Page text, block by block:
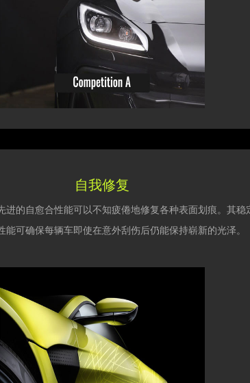
自我修复
进的自愈合性能可以不知疲倦地修复各种表面划痕。其稳
能可确保每辆车即使在意外刮伤后仍能保持崭新的光泽。